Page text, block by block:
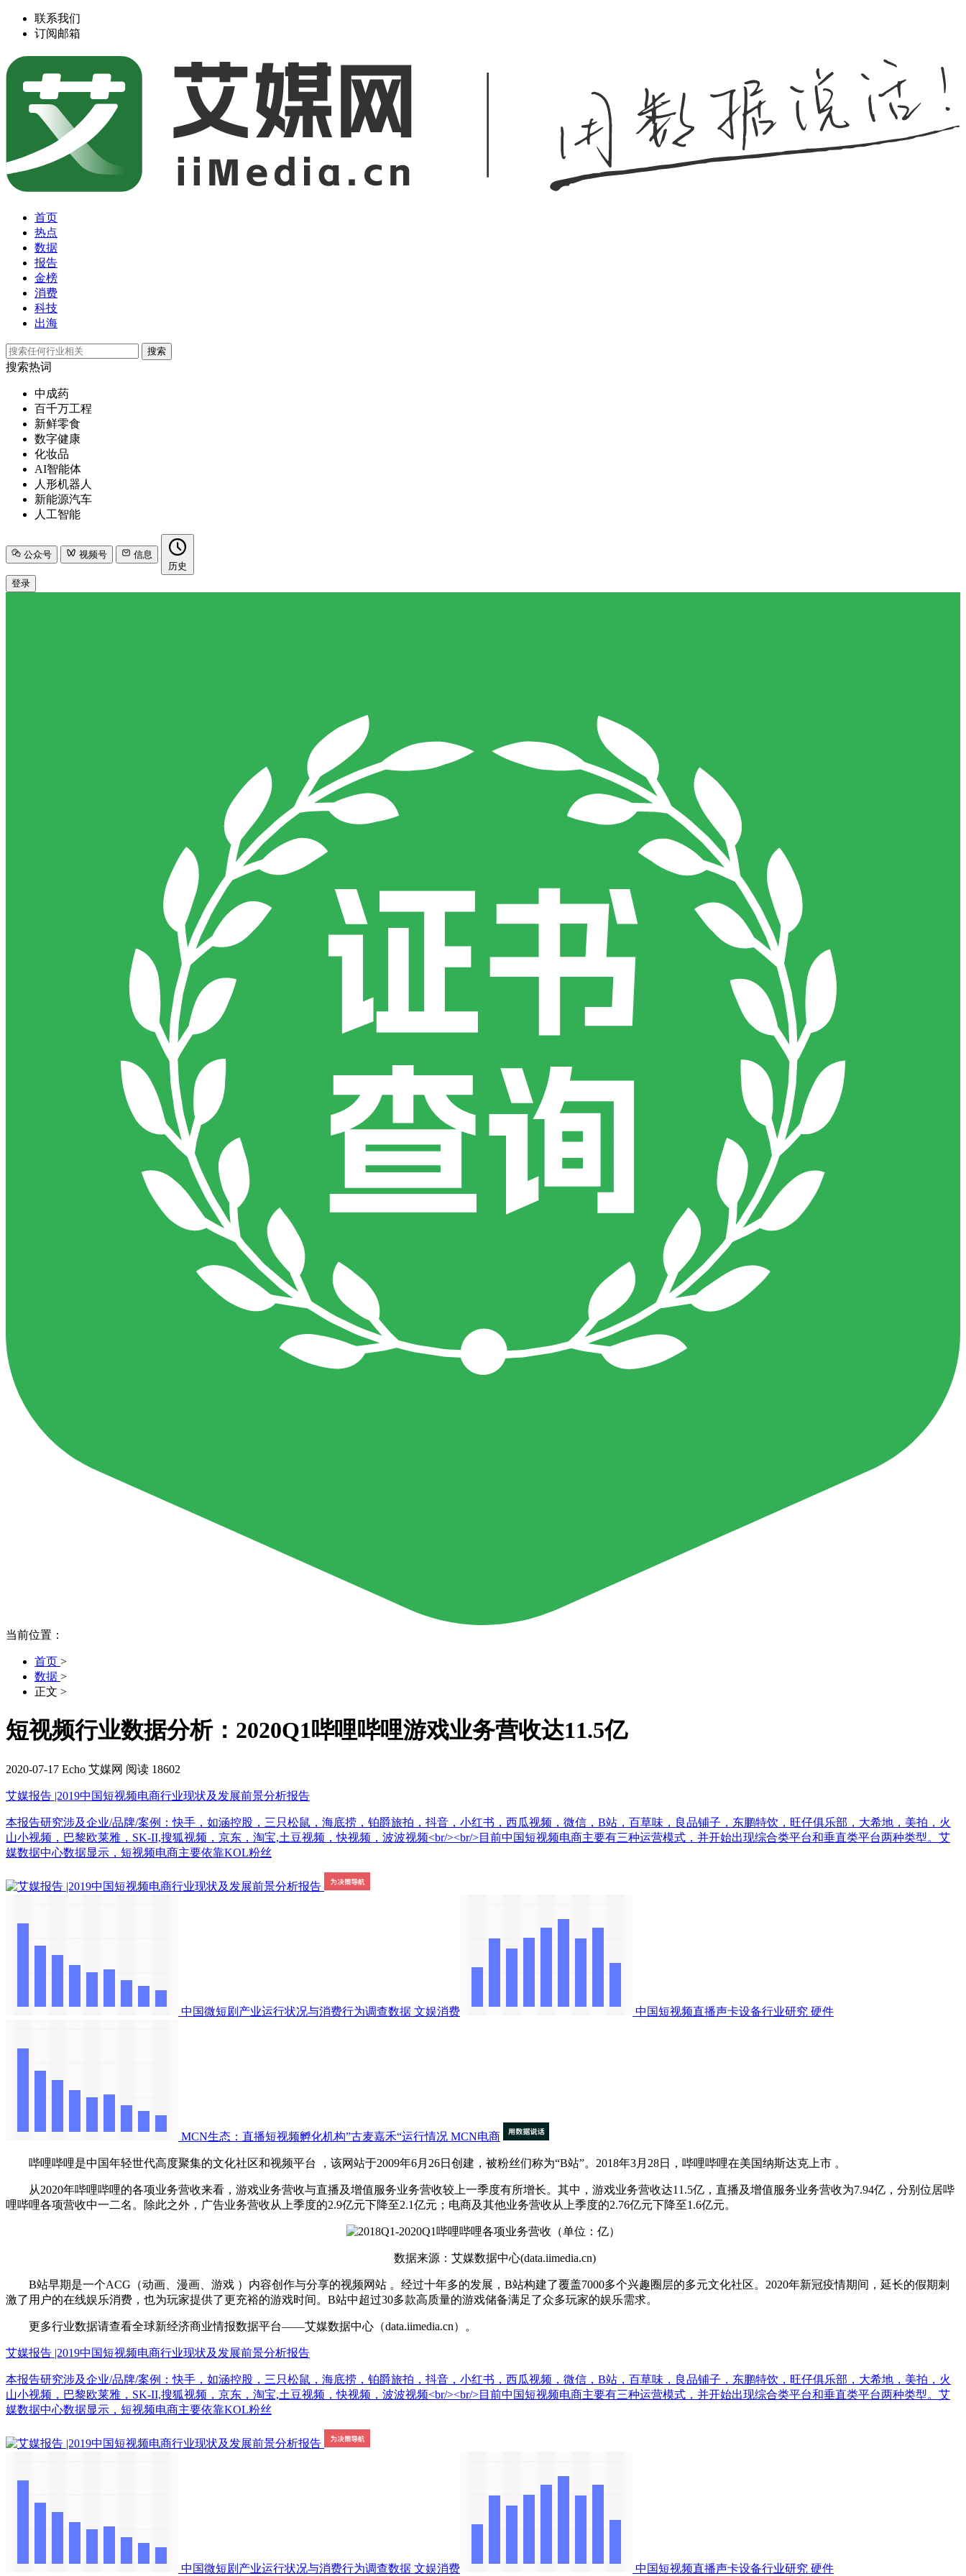
联系我们
订阅邮箱
首页
热点
数据
报告
金榜
消费
科技
出海
搜索
搜索热词
中成药
百千万工程
新鲜零食
数字健康
化妆品
AI智能体
人形机器人
新能源汽车
人工智能
公众号 视频号
信息
历史
登录
当前位置：
首页 >
数据 >
正文 >
短视频行业数据分析：2020Q1哔哩哔哩游戏业务营收达11.5亿
2020-07-17 Echo 艾媒网 阅读 18602
艾媒报告 |2019中国短视频电商行业现状及发展前景分析报告
本报告研究涉及企业/品牌/案例：快手，如涵控股，三只松鼠，海底捞，铂爵旅拍，抖音，小红书，西瓜视频，微信，B站，百草味，良品铺子，东鹏特饮，旺仔俱乐部，大希地，美拍，火
山小视频，巴黎欧莱雅，SK-II,搜狐视频，京东，淘宝,土豆视频，快视频，波波视频<br/><br/>目前中国短视频电商主要有三种运营模式，并开始出现综合类平台和垂直类平台两种类型。艾
媒数据中心数据显示，短视频电商主要依靠KOL粉丝
中国微短剧产业运行状况与消费行为调查数据 文娱消费 中国短视频直播声卡设备行业研究 硬件
MCN生态：直播短视频孵化机构”古麦嘉禾“运行情况 MCN电商
哔哩哔哩是中国年轻世代高度聚集的文化社区和视频平台 ，该网站于2009年6月26日创建，被粉丝们称为“B站”。2018年3月28日，哔哩哔哩在美国纳斯达克上市 。
从2020年哔哩哔哩的各项业务营收来看，游戏业务营收与直播及增值服务业务营收较上一季度有所增长。其中，游戏业务营收达11.5亿，直播及增值服务业务营收为7.94亿，分别位居哔
哩哔哩各项营收中一二名。除此之外，广告业务营收从上季度的2.9亿元下降至2.1亿元；电商及其他业务营收从上季度的2.76亿元下降至1.6亿元。
数据来源：艾媒数据中心(data.iimedia.cn)
B站早期是一个ACG（动画、漫画、游戏 ）内容创作与分享的视频网站 。经过十年多的发展，B站构建了覆盖7000多个兴趣圈层的多元文化社区。2020年新冠疫情期间，延长的假期刺
激了用户的在线娱乐消费，也为玩家提供了更充裕的游戏时间。B站中超过30多款高质量的游戏储备满足了众多玩家的娱乐需求。
更多行业数据请查看全球新经济商业情报数据平台——艾媒数据中心（data.iimedia.cn）。
艾媒报告 |2019中国短视频电商行业现状及发展前景分析报告
本报告研究涉及企业/品牌/案例：快手，如涵控股，三只松鼠，海底捞，铂爵旅拍，抖音，小红书，西瓜视频，微信，B站，百草味，良品铺子，东鹏特饮，旺仔俱乐部，大希地，美拍，火
山小视频，巴黎欧莱雅，SK-II,搜狐视频，京东，淘宝,土豆视频，快视频，波波视频<br/><br/>目前中国短视频电商主要有三种运营模式，并开始出现综合类平台和垂直类平台两种类型。艾
媒数据中心数据显示，短视频电商主要依靠KOL粉丝
中国微短剧产业运行状况与消费行为调查数据 文娱消费 中国短视频直播声卡设备行业研究 硬件